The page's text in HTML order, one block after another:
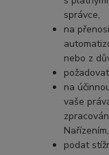
správce,
na
nebo z
na
vaše
Nařízením,
podat